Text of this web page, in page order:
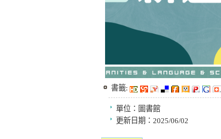
書籤:
單位： 圖書館
更新日期： 2025/06/02